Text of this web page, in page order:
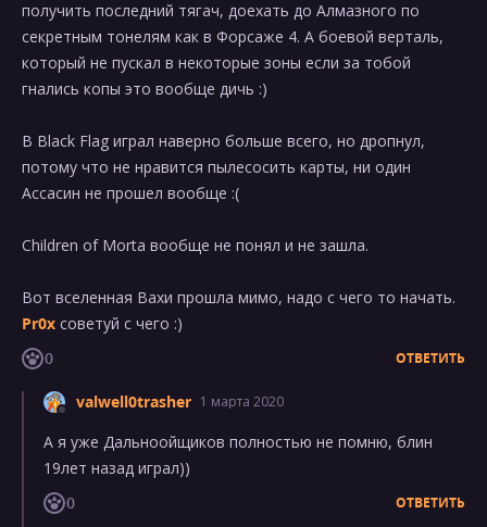
получить последний тягач, доехать до Алмазного по
секретным тонелям как в Форсаже 4. А боевой верталь,
который не пускал в некоторые зоны если за тобой
гнались копы это вообще дичь :)
В Black Flag играл наверно больше всего, но дропнул,
потому что не нравится пылесосить карты, ни один
Ассасин не прошел вообще :(
Children of Morta вообще не понял и не зашла.
Вот вселенная Вахи прошла мимо, надо с чего то начать.
Pr0x советуй с чего :)
0
ОТВЕТИТЬ
valwell0trasher 1 марта 2020
А я уже Дальноойщиков полностью не помню, блин
19лет назад играл))
0
ОТВЕТИТЬ